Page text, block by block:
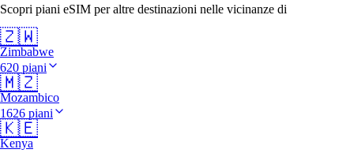
Scopri piani eSIM per altre destinazioni nelle vicinanze di
🇿🇼
Zimbabwe
620 piani
🇲🇿
Mozambico
1626 piani
🇰🇪
Kenya